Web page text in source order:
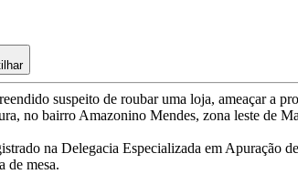
suspeito de roubar uma loja, ameaçar a
no bairro Amazonino Mendes, zona leste de
na Delegacia Especializada em
de mesa.